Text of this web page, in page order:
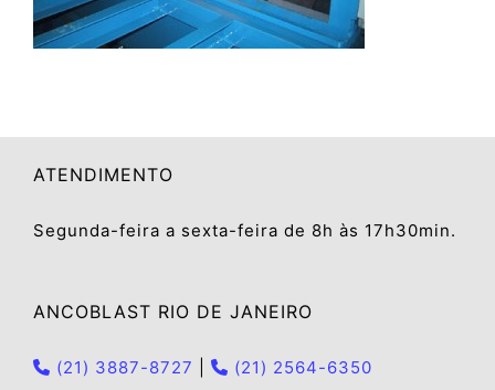
ATENDIMENTO
Segunda-feira a sexta-feira de 8h às 17h30min.
ANCOBLAST RIO DE JANEIRO
(21) 3887-8727 (21) 2564-6350